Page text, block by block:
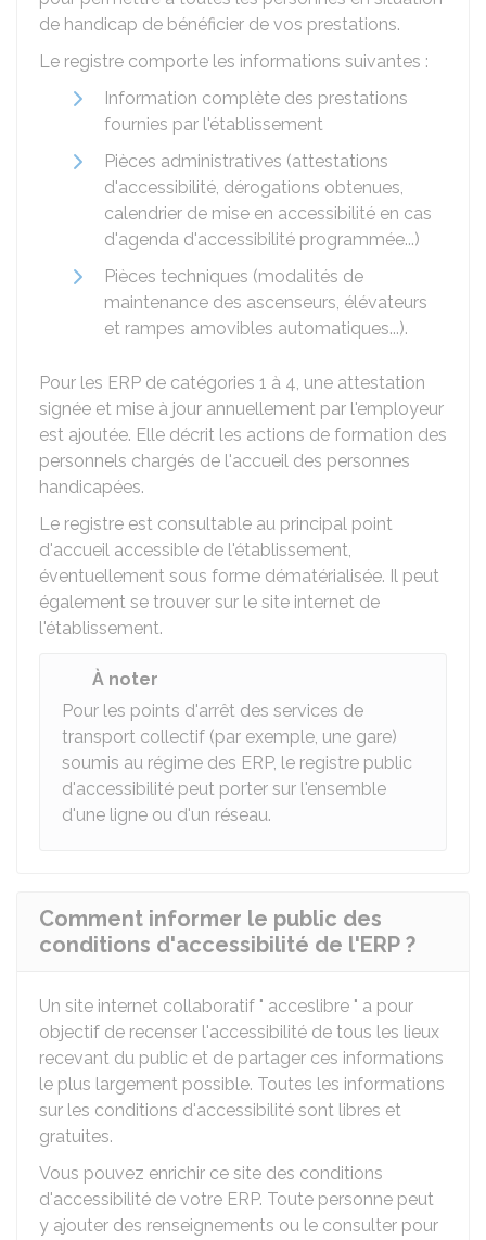
de handicap de bénéficier de vos prestations.
Le registre comporte les informations suivantes :
Information complète des prestations
fournies par l'établissement
Pièces administratives (attestations
d'accessibilité, dérogations obtenues,
calendrier de mise en accessibilité en cas
d'agenda d'accessibilité programmée...)
Pièces techniques (modalités de
maintenance des ascenseurs, élévateurs
et rampes amovibles automatiques...).
Pour les ERP de catégories 1 à 4, une attestation
signée et mise à jour annuellement par l'employeur
est ajoutée. Elle décrit les actions de formation des
personnels chargés de l'accueil des personnes
handicapées.
Le registre est consultable au principal point
d'accueil accessible de l'établissement,
éventuellement sous forme dématérialisée. Il peut
également se trouver sur le site internet de
l'établissement.
À noter
Pour les points d'arrêt des services de
transport collectif (par exemple, une gare)
soumis au régime des ERP, le registre public
d'accessibilité peut porter sur l'ensemble
d'une ligne ou d'un réseau.
Comment informer le public des
conditions d'accessibilité de l'ERP ?
Un site internet collaboratif " acceslibre " a pour
objectif de recenser l'accessibilité de tous les lieux
recevant du public et de partager ces informations
le plus largement possible. Toutes les informations
sur les conditions d'accessibilité sont libres et
gratuites.
Vous pouvez enrichir ce site des conditions
d'accessibilité de votre ERP. Toute personne peut
y ajouter des renseignements ou le consulter pour